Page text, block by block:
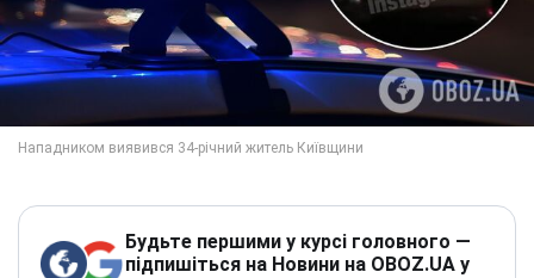
Будьте першими у курсі головного —
підпишіться на Новини на OBOZ.UA у